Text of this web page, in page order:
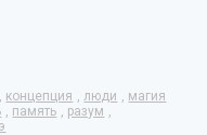
, концепция ,люди , магия
, память , разум ,